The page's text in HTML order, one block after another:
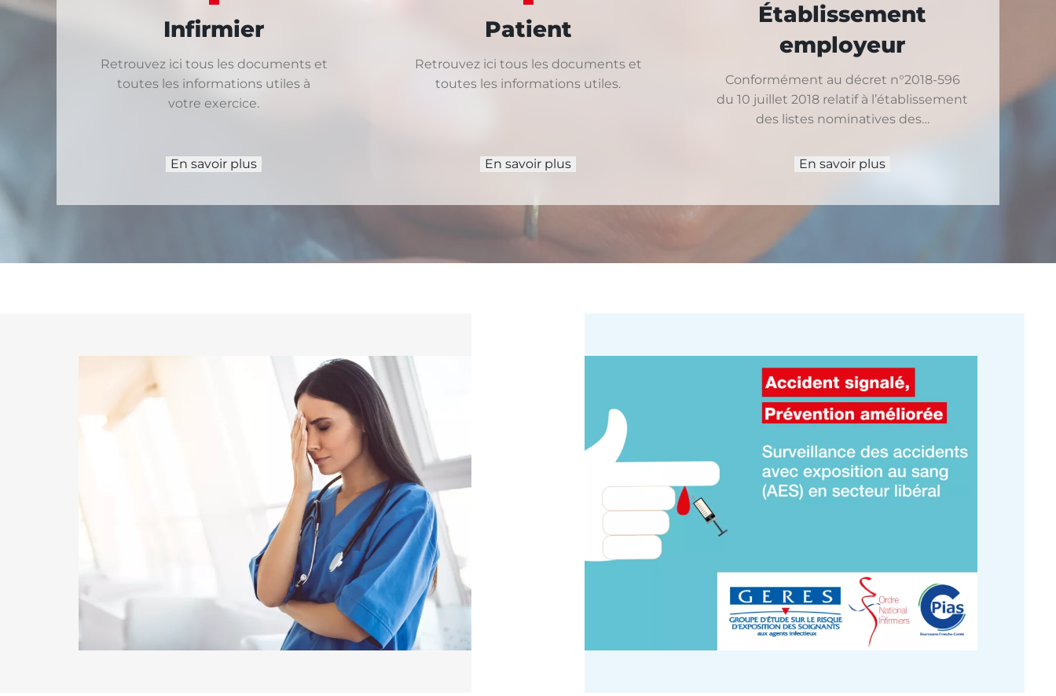
Infirmier
Retrouvez ici tous les documents et
toutes les informations utiles à
votre exercice.
En savoir plus
Patient
Retrouvez ici tous les documents et
toutes les informations utiles.
En savoir plus
Établissement
employeur
Conformément au décret n°2018-596
du 10 juillet 2018 relatif à l’établissement
des listes nominatives des…
En savoir plus